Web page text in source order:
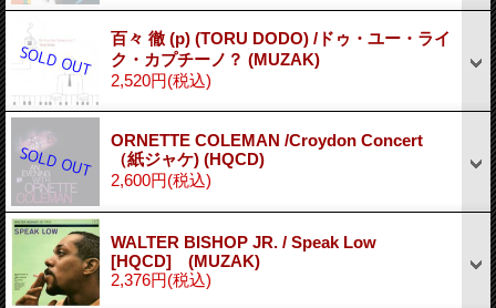
百々 徹 (p) (TORU DODO) /ドゥ・ユー・ライ
ク・カプチーノ？ (MUZAK)
2,520円(税込)
ORNETTE COLEMAN /Croydon Concert
（紙ジャケ) (HQCD)
2,600円(税込)
WALTER BISHOP JR. / Speak Low
[HQCD] (MUZAK)
2,376円(税込)